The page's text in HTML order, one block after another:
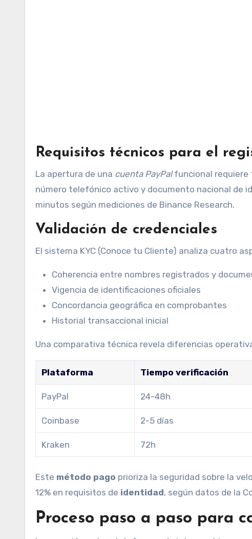
Requisitos técnicos para el
La apertura de una cuenta PayPalfuncional requiere
número telefónico activo y documento nacional de
minutos según mediciones de Binance Research.
Validación de credenciales
El sistema KYC (Conoce tu Cliente) analiza cuatro
Coherencia entre nombres registrados y
Vigencia de identificaciones oficiales
Concordancia geográfica en comprobantes
Historial transaccional inicial
Una comparativa técnica revela diferencias
Plataforma Tiempo verificación
PayPal 24-48h
Coinbase 2-5 días
Kraken 72h
Este método pago prioriza la seguridad sobre la
12% en requisitos de identidad, según datos de la
Proceso paso a paso para